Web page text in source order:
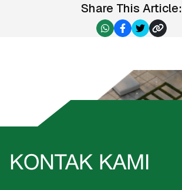
Share This Article:
KONTAK KAMI